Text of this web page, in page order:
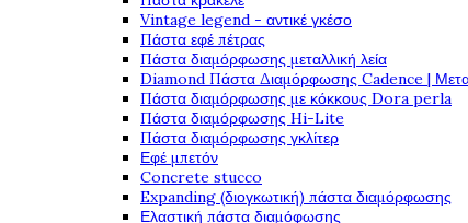
Vintage legend - αντικέ γκέσο
Πάστα εφέ πέτρας
Πάστα διαμόρφωσης μεταλλική λεία
Diamond Πάστα Διαμόρφωσης Cadence |
Πάστα διαμόρφωσης με κόκκους Dora perla
Πάστα διαμόρφωσης Hi-Lite
Πάστα διαμόρφωσης γκλίτερ
Εφέ μπετόν
Concrete stucco
Expanding (διογκωτική) πάστα διαμόρφωσης
Ελαστική πάστα διαμόφωσης